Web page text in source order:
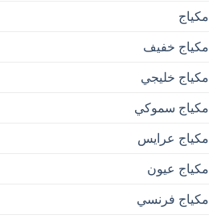
مكياج
مكياج خفيف
مكياج خليجي
مكياج سموكي
مكياج عرايس
مكياج عيون
مكياج فرنسي